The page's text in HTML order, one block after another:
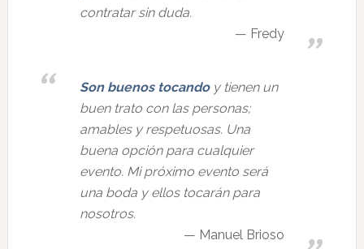
contratar sin duda.
Fredy
Son buenos tocandoy tienen un
buen trato con las personas;
amables y respetuosas. Una
buena opción para cualquier
evento. Mi próximo evento será
una boda y ellos tocarán para
nosotros.
Manuel Brioso